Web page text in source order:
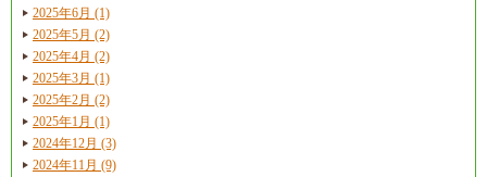
2025年6月 (1)
2025年5月 (2)
2025年4月 (2)
2025年3月 (1)
2025年2月 (2)
2025年1月 (1)
2024年12月 (3)
2024年11月 (9)